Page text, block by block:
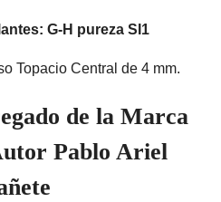
G-H pureza SI1
Topacio Central de 4 mm.
de la Marca
Pablo Ariel